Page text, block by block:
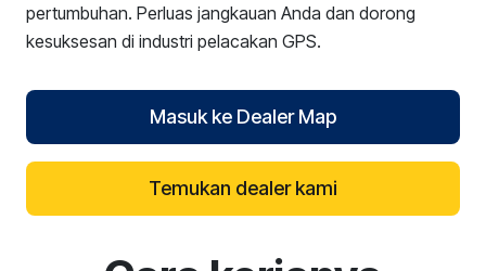
pertumbuhan. Perluas jangkauan Anda dan dorong
kesuksesan di industri pelacakan GPS.
Masuk ke Dealer Map
Temukan dealer kami
reCAPTCHA verification